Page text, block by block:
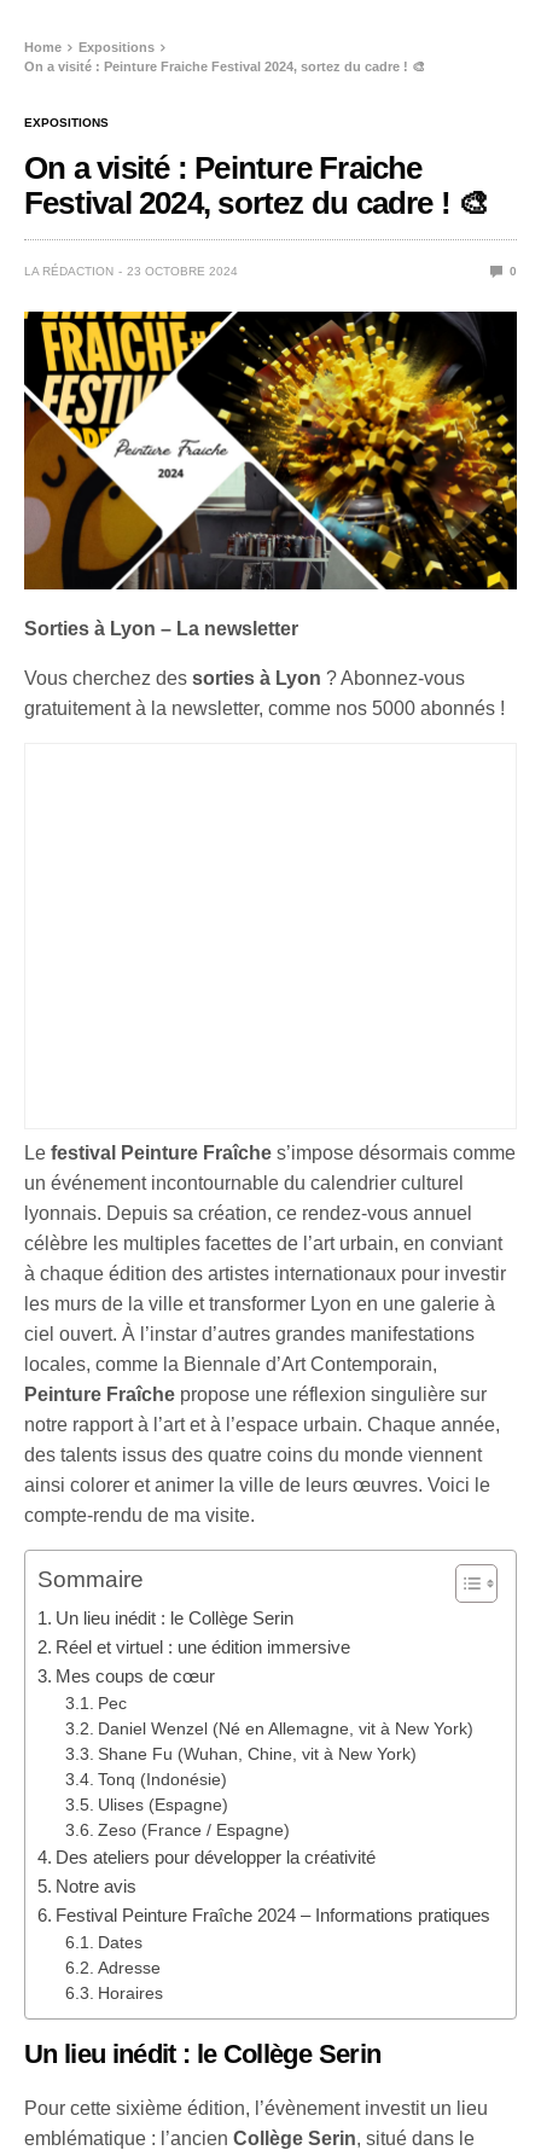
Home
Expositions
On a visité : Peinture Fraiche Festival 2024, sortez du cadre ! 🎨
EXPOSITIONS
On a visité : Peinture Fraiche
Festival 2024, sortez du cadre ! 🎨
LA RÉDACTION 23 OCTOBRE 2024 0
Sorties à Lyon – La newsletter
Vous cherchez dessorties à Lyon ? Abonnez-vous
gratuitement à la newsletter, comme nos 5000 abonnés !
Lefestival Peinture Fraîches’impose désormais comme
un événement incontournable du calendrier culturel
lyonnais. Depuis sa création, ce rendez-vous annuel
célèbre les multiples facettes de l’art urbain, en conviant
à chaque édition des artistes internationaux pour investir
les murs de la ville et transformer Lyon en une galerie à
ciel ouvert. À l’instar d’autres grandes manifestations
locales, comme la Biennale d’Art Contemporain,
Peinture Fraîche propose une réflexion singulière sur
notre rapport à l’art et à l’espace urbain. Chaque année,
des talents issus des quatre coins du monde viennent
ainsi colorer et animer la ville de leurs œuvres. Voici le
compte-rendu de ma visite.
Sommaire
Un lieu inédit : le Collège Serin
Réel et virtuel : une édition immersive
Mes coups de cœur
Pec
Daniel Wenzel (Né en Allemagne, vit à New York)
Shane Fu (Wuhan, Chine, vit à New York)
Tonq (Indonésie)
Ulises (Espagne)
Zeso (France / Espagne)
Des ateliers pour développer la créativité
Notre avis
Festival Peinture Fraîche 2024 – Informations pratiques
Dates
Adresse
Horaires
Un lieu inédit : le Collège Serin
Pour cette sixième édition, l’évènement investit un lieu
emblématique : l’ancien Collège Serin, situé dans le